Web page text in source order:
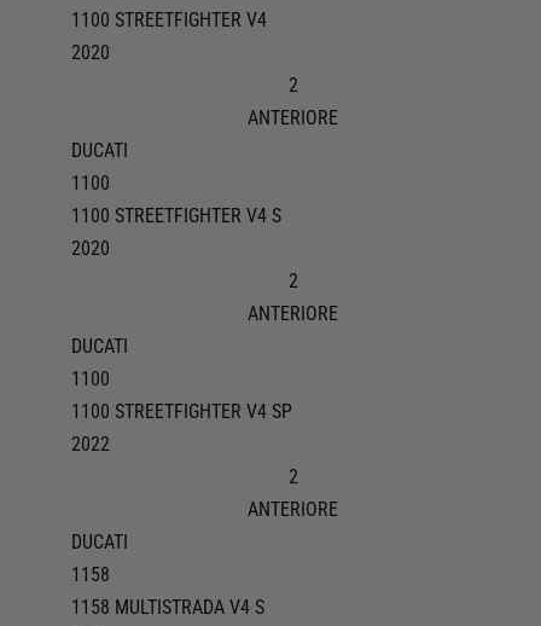
1100 STREETFIGHTER V4
2020
2
ANTERIORE
DUCATI
1100
1100 STREETFIGHTER V4 S
2020
2
ANTERIORE
DUCATI
1100
1100 STREETFIGHTER V4 SP
2022
2
ANTERIORE
DUCATI
1158
1158 MULTISTRADA V4 S